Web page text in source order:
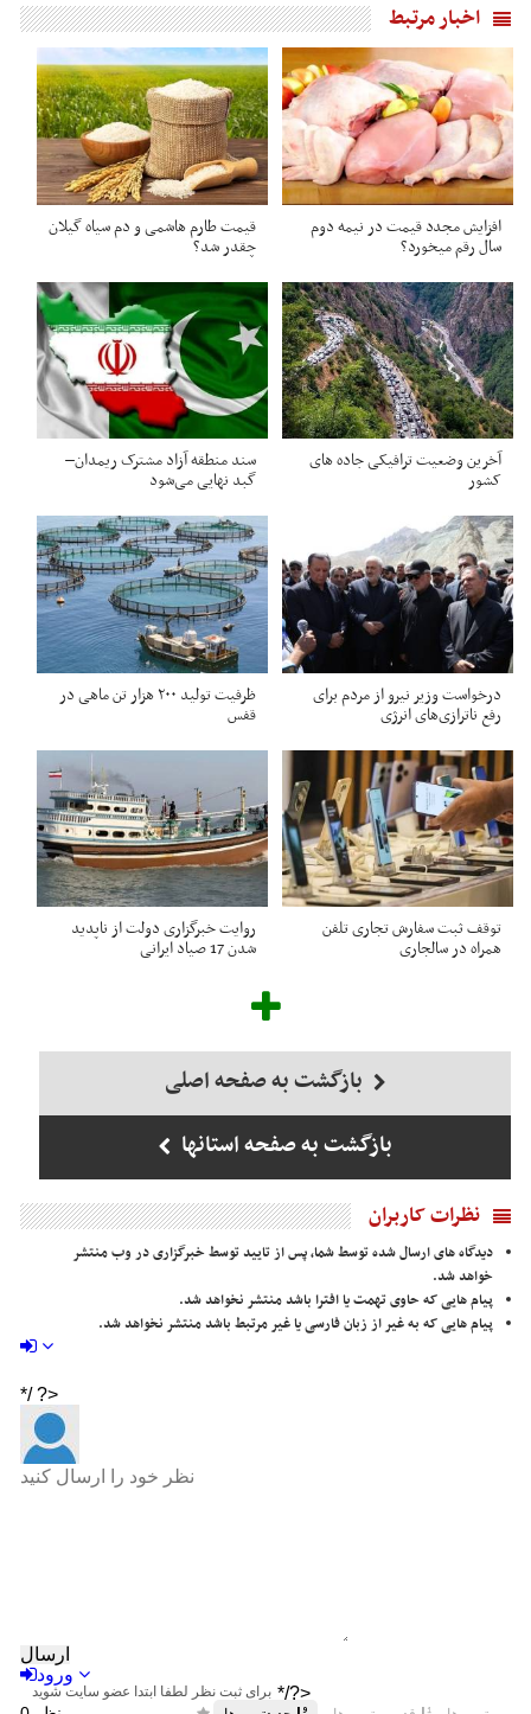
اخبار مرتبط
افزایش مجدد قیمت در نیمه دوم
سال رقم میخورد؟
قیمت طارم هاشمی و دم سیاه گیلان
چقدر شد؟
آخرین وضعیت ترافیکی جاده های
کشور
سند منطقه آزاد مشترک ریمدان–
گبد نهایی می‌شود
درخواست وزیر نیرو از مردم برای
رفع ناترازی‌های انرژی
ظرفیت تولید ۲۰۰ هزار تن ماهی در
قفس
توقف ثبت سفارش تجاری تلفن
همراه در سالجاری
روایت خبرگزاری دولت از ناپدید
شدن 17 صیاد ایرانی
بازگشت به صفحه اصلی
بازگشت به صفحه استانها
نظرات کاربران
دیدگاه های ارسال شده توسط شما، پس از تایید توسط خبرگزاری در وب منتشر
خواهد شد.
پیام هایی که حاوی تهمت یا افترا باشد منتشر نخواهد شد.
پیام هایی که به غیر از زبان فارسی یا غیر مرتبط باشد منتشر نخواهد شد.